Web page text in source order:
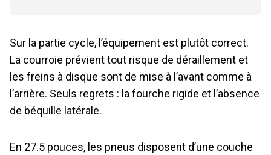
Sur la partie cycle, l’équipement est plutôt correct.
La courroie prévient tout risque de déraillement et
les freins à disque sont de mise à l’avant comme à
l’arrière. Seuls regrets : la fourche rigide et l’absence
de béquille latérale.
En 27.5 pouces, les pneus disposent d’une couche